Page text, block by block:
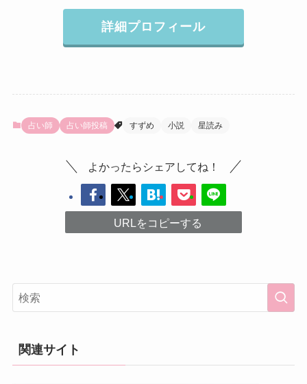
詳細プロフィール
占い師 占い師投稿 すずめ 小説 星読み
よかったらシェアしてね！
URLをコピーする
関連サイト